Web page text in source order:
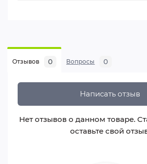
Отзывов 0 Вопросы 0
Написать отзыв
Нет отзывов о данном товаре.
оставьте свой